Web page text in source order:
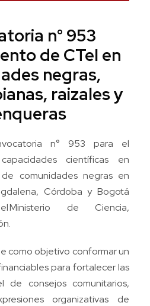
n° 953
de CTeI en
negras,
raizales y
n° 953 para el
científicas en
comunidades negras en
Córdoba y Bogotá
el Ministerio de Ciencia,
como objetivo conformar un
para fortalecer las
de consejos comunitarios,
organizativas de